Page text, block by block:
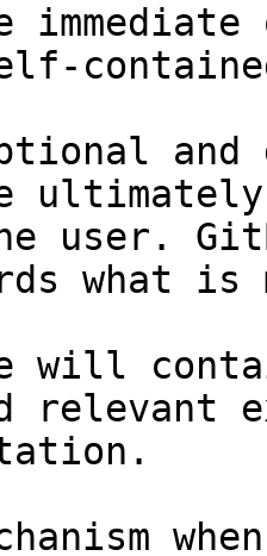
and
user.
what
will
relevant